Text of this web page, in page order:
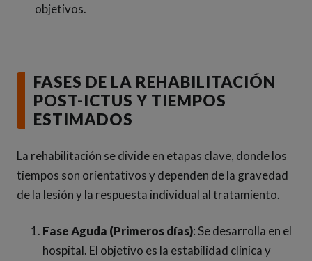
objetivos.
FASES DE LA REHABILITACIÓN
POST-ICTUS Y TIEMPOS
ESTIMADOS
La rehabilitación se divide en etapas clave, donde los
tiempos son orientativos y dependen de la gravedad
de la lesión y la respuesta individual al tratamiento.
Fase Aguda (Primeros días): Se desarrolla en el
hospital. El objetivo es la estabilidad clínica y